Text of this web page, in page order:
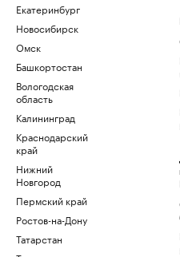
Екатеринбург
Новосибирск
Омск
Башкортостан
Вологодская
область
Калининград
Краснодарский
край
Нижний
Новгород
Пермский край
Ростов-на-Дону
Татарстан